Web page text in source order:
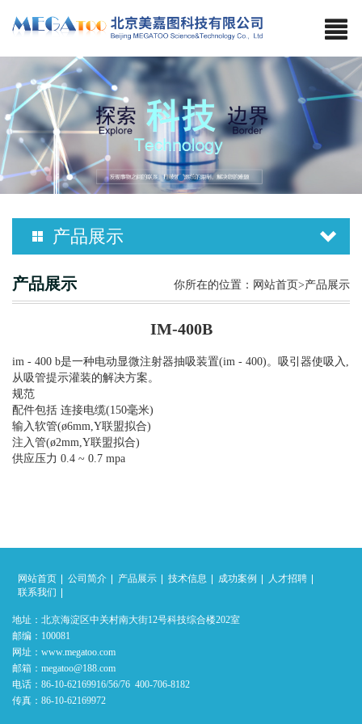
产品展示
产品展示 你所在的位置： 网站首页>产品展示
IM-400B
im - 400 b是一种电动显微注射器抽吸装置(im - 400)。吸引器使吸入,
从吸管提示灌装的解决方案。
规范
配件包括 连接电缆(150毫米)
输入软管(ø6mm,Y联盟拟合)
注入管(ø2mm,Y联盟拟合)
供应压力 0.4 ~ 0.7 mpa
网站首页 公司简介 产品展示 技术信息 成功案例
人才招聘
联系我们
地址：北京海淀区中关村南大街12号科技综合楼202室
邮编：100081
网址：www.megatoo.com
邮箱：megatoo@188.com
电话：86-10-62169916/56/76 400-706-8182
传真：86-10-62169972